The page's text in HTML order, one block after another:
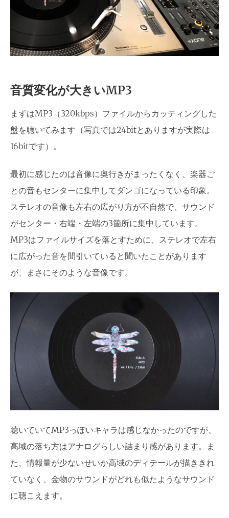
音質変化が大きいMP3
まずはMP3（320kbps）ファイルからカッティングした
盤を聴いてみます（写真では24bitとありますが実際は
16bitです）。
最初に感じたのは音像に奥行きがまったくなく、楽器ご
との音もセンターに集中してダンゴになっている印象。
ステレオの音像も左右の広がり方が不自然で、サウンド
がセンター・右端・左端の3箇所に集中しています。
MP3はファイルサイズを落とすために、ステレオで左右
に広がった音を間引いていると聞いたことがあります
が、まさにそのような音像です。
聴いていてMP3っぽいキャラは感じなかったのですが、
高域の落ち方はアナログらしい詰まり感があります。ま
た、情報量が少ないせいか高域のディテールが描ききれ
ていなく、金物のサウンドがどれも似たようなサウンド
に聴こえます。